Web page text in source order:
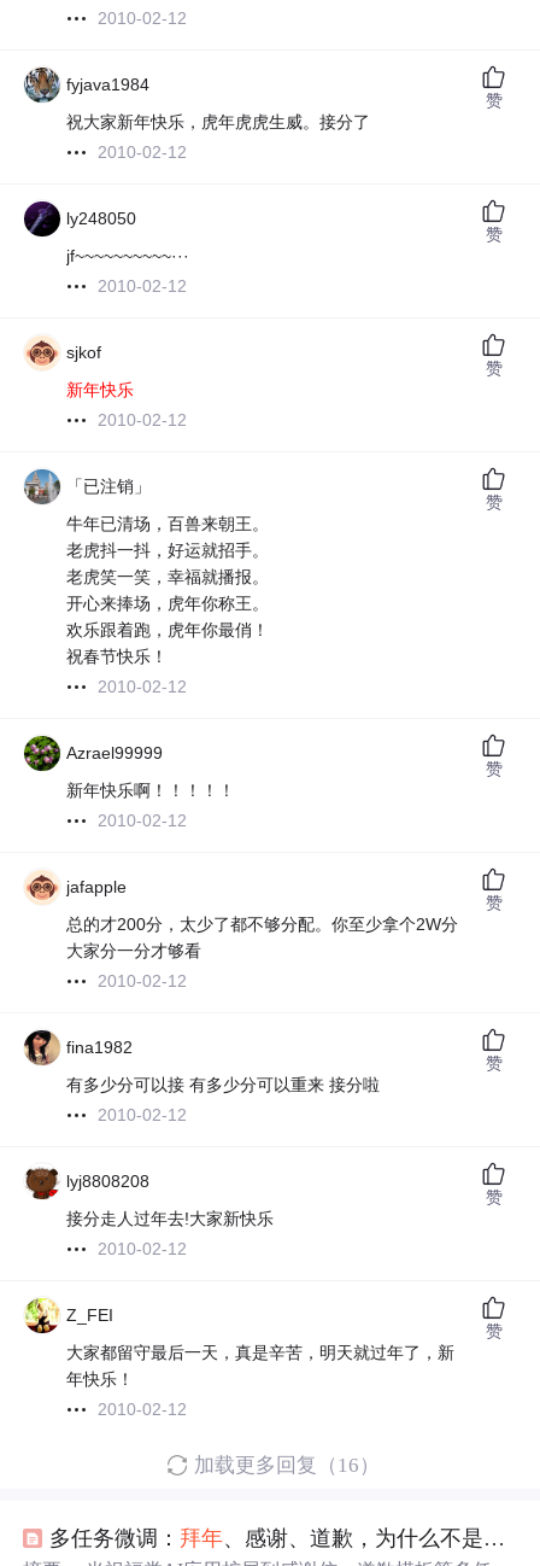
2010-02-12
fyjava1984
祝大家新年快乐，虎年虎虎生威。接分了
2010-02-12
赞
ly248050
jf~~~~~~~~~~···
2010-02-12
赞
sjkof
新年快乐
2010-02-12
赞
「已注销」
牛年已清场，百兽来朝王。
老虎抖一抖，好运就招手。
老虎笑一笑，幸福就播报。
开心来捧场，虎年你称王。
欢乐跟着跑，虎年你最俏！
祝春节快乐！
2010-02-12
赞
Azrael99999
新年快乐啊！！！！！
2010-02-12
赞
jafapple
总的才200分，太少了都不够分配。你至少拿个2W分
大家分一分才够看
2010-02-12
赞
fina1982
有多少分可以接 有多少分可以重来 接分啦
2010-02-12
赞
lyj8808208
接分走人过年去!大家新快乐
2010-02-12
赞
Z_FEI
大家都留守最后一天，真是辛苦，明天就过年了，新
年快乐！
2010-02-12
赞
加载更多回复（16）
多任务微调： 拜年、感谢、道歉，为什么不是三个简单任务